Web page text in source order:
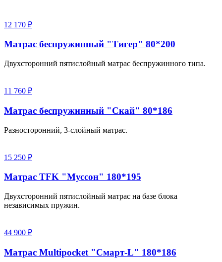
12 170 ₽
Матрас беспружинный "Тигер" 80*200
Двухсторонний пятислойный матрас беспружинного типа.
11 760 ₽
Матрас беспружинный "Скай" 80*186
Разносторонний, 3-слойный матрас.
15 250 ₽
Матрас TFK "Муссон" 180*195
Двухсторонний пятислойный матрас на базе блока
независимых пружин.
44 900 ₽
Матрас Multipocket "Смарт-L" 180*186